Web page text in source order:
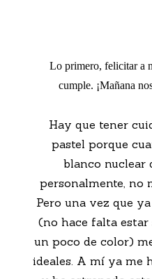
Lo primero, felicitar a
cumple. ¡Mañana
Hay que tener
pastel porque
blanco nuclear
personalmente, no
Pero una vez que
(no hace falta estar
un poco de color)
ideales. A mí ya me